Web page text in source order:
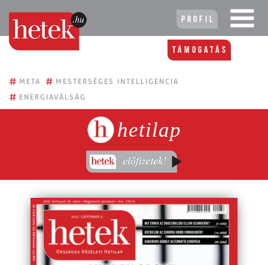
Profil
Támogatás
# META # MESTERSÉGES INTELLIGENCIA
# ENERGIAVÁLSÁG
hetilap